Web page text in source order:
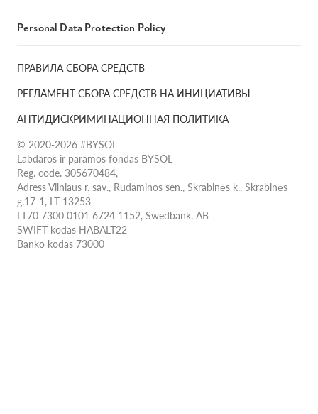
ПРАВИЛА СБОРА СРЕДСТВ
РЕГЛАМЕНТ СБОРА СРЕДСТВ НА ИНИЦИАТИВЫ
АНТИДИСКРИМИНАЦИОННАЯ ПОЛИТИКА
© 2020-2026 #BYSOL
Labdaros ir paramos fondas BYSOL
Reg. code. 305670484,
Adress Vilniaus r. sav., Rudaminos sen., Skrabinės k., Skrabinės
g.17-1, LT-13253
LT70 7300 0101 6724 1152, Swedbank, AB
SWIFT kodas HABALT22
Banko kodas 73000
Personal Data Protection Policy